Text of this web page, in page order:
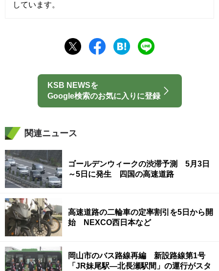
しています。
KSB NEWSを
Google検索のお気に入りに登録
関連ニュース
ゴールデンウィークの渋滞予測 5月3日
～5日に発生 四国の高速道路
高速道路の二輪車の定率割引を5日から開
始 NEXCO西日本など
岡山市のバス路線再編 新設路線第1号
「JR妹尾駅―北長瀬駅間」の運行がスタ